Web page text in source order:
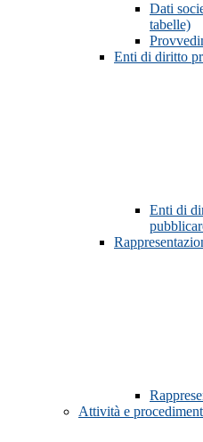
Dati
tabelle)
Enti di diritto
Enti di
Attività e